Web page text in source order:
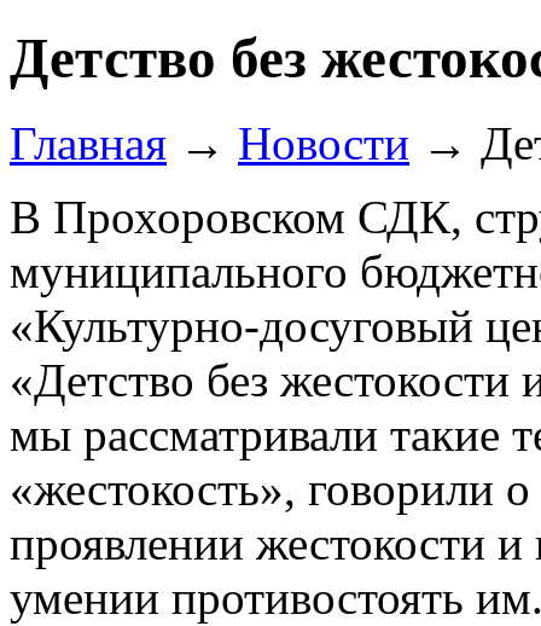
Детство без
Главная → Новости →
В Прохоровском СДК,
муниципального
«Культурно-досуговый
«Детство без
мы рассматривали такие
«жестокость», говорили
проявлении жестокости и
умении противостоять